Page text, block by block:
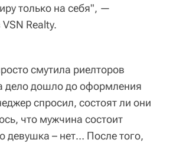
только на себя", —
Realty.
смутила риелторов
дело дошло до оформления
спросил, состоят ли они
что мужчина состоит
девушка – нет… После того,